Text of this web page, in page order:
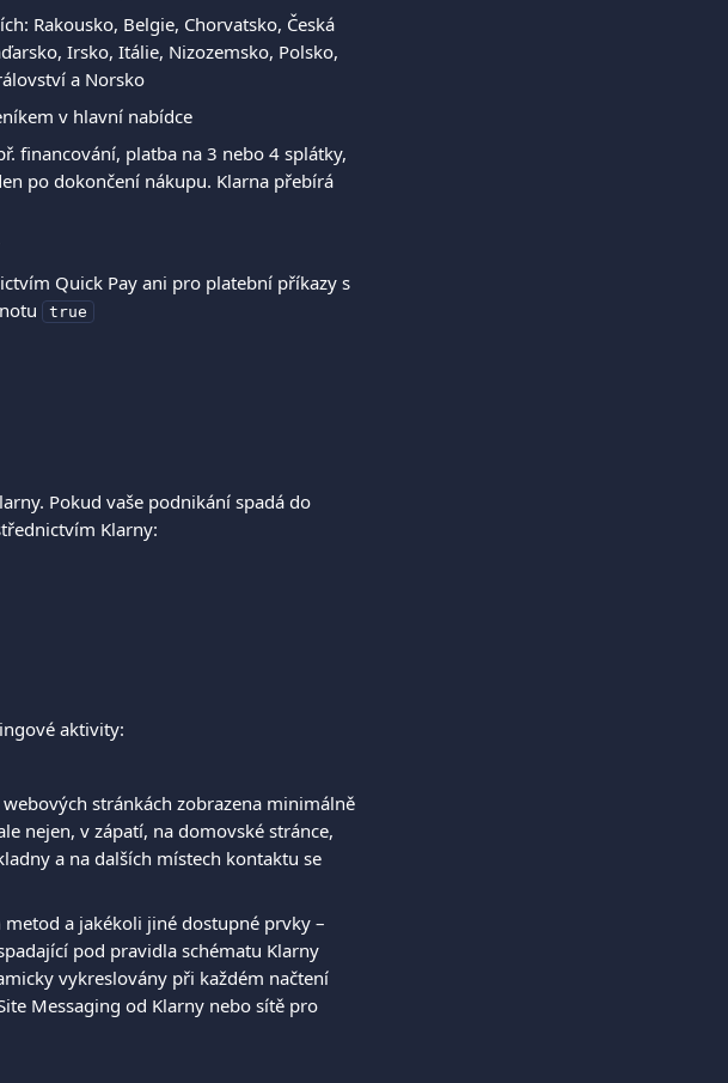
Rakousko, Belgie, Chorvatsko, Česká
Irsko, Itálie, Nizozemsko, Polsko,
a Norsko
v hlavní nabídce
financování, platba na 3 nebo 4 splátky,
po dokončení nákupu. Klarna přebírá
Quick Pay ani pro platební příkazy s
true
Pokud vaše podnikání spadá do
Klarny:
aktivity:
stránkách zobrazena minimálně
nejen, v zápatí, na domovské stránce,
a na dalších místech kontaktu se
a jakékoli jiné dostupné prvky –
pod pravidla schématu Klarny
vykreslovány při každém načtení
Messaging od Klarny nebo sítě pro